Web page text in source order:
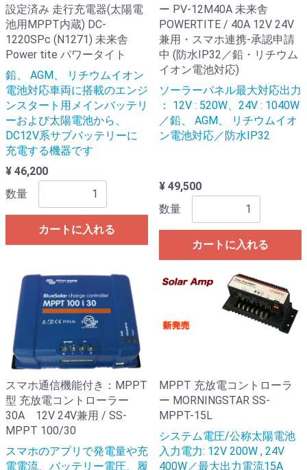
設定済み 走行充電器(太陽電
池用MPPT内蔵) DC-
1220SPc (N1271) 未来舎
Power tite パワータイト
鉛、 AGM、 リチウムイオン
電池対応車両に搭載のエンジ
ンスタート用メインバッテリ
ーおよび太陽電池から、
DC12V系サブバッテリーに
充電する機器です
¥ 46,200
数量
カートに入れる
ー PV-12M40A 未来舎
POWERTITE / 40A 12V 24V
兼用・スマホ連携-承認申請
中 (防水IP32／鉛・リチウム
イオン電池対応)
ソーラーパネル最大対応出力
： 12V : 520W、24V : 1040W
／鉛、 AGM、 リチウムイオ
ン電池対応／防水IP32
¥ 49,500
数量
カートに入れる
スマホ通信機能付き：MPPT
型 充放電コントローラー
30A 12V 24V兼用 / SS-
MPPT 100/30
スマホのアプリで発電量や充
電電流、バッテリー電圧、履
MPPT 充放電コントローラ
ー MORNINGSTAR SS-
MPPT-15L
システム電圧/公称太陽電池
入力電力: 12V 200W , 24V
400W／最大出力電流15A